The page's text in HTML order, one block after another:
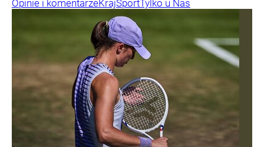
Opinie i komentarzeKrajSportTylko u Nas